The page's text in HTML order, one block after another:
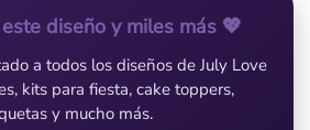
diseño y miles más 💖
a todos los diseños de July Love
kits para fiesta, cake toppers,
y mucho más.